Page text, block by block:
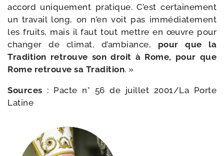
accord uni­que­ment pra­tique. C’est cer­tai­ne­ment
un tra­vail long, on n’en voit pas immé­dia­te­ment
les fruits, mais il faut tout mettre en œuvre pour
chan­ger de cli­mat, d’am­biance, pour que la
Tradition retrouve son droit à Rome, pour que
Rome retrouve sa Tradition. »
Sources : Pacte n° 56 de juillet 2001/​La Porte
Latine